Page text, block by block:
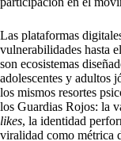
Las plataformas
vulnerabilidades hasta
son ecosistemas
adolescentes y adultos
los mismos resortes
los Guardias Rojos: la
likes, la identidad
viralidad como métrica